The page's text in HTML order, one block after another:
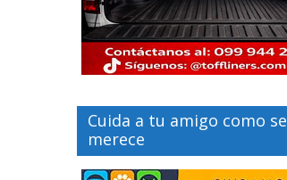
Cuida a tu amigo como se
merece